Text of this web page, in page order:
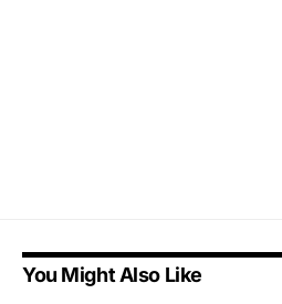
You Might Also Like